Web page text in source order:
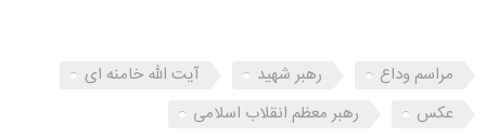
مراسم وداع رهبر شهید
آیت الله خامنه ای
عکس
رهبر معظم انقلاب اسلامی